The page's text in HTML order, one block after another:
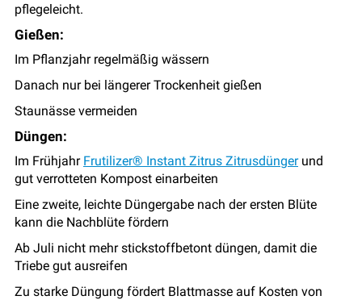
pflegeleicht.
Gießen:
Im Pflanzjahr regelmäßig wässern
Danach nur bei längerer Trockenheit gießen
Staunässe vermeiden
Düngen:
Im Frühjahr Frutilizer® Instant Zitrus Zitrusdüngerund
gut verrotteten Kompost einarbeiten
Eine zweite, leichte Düngergabe nach der ersten Blüte
kann die Nachblüte fördern
Ab Juli nicht mehr stickstoffbetont düngen, damit die
Triebe gut ausreifen
Zu starke Düngung fördert Blattmasse auf Kosten von